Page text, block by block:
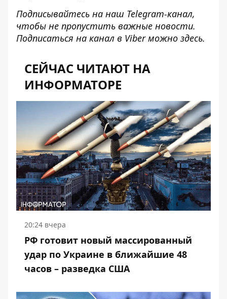
Подписывайтесь на наш Telegram-канал,
чтобы не пропустить важные новости.
Подписаться на канал в Viber можно здесь.
СЕЙЧАС ЧИТАЮТ НА
ИНФОРМАТОРЕ
20:24 вчера
РФ готовит новый массированный
удар по Украине в ближайшие 48
часов – разведка США